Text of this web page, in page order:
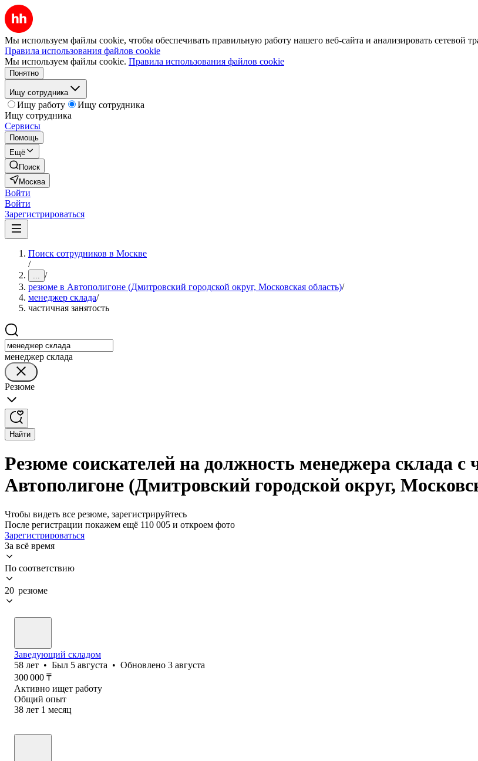
Мы используем файлы cookie, чтобы обеспечивать правильную работу нашего веб-сайта и анализировать сетевой
Правила использования файлов cookie
Мы используем файлы cookie. Правила использования файлов cookie
Понятно
Ищу сотрудника
Ищу работу
Ищу сотрудника
Ищу сотрудника
Сервисы
Помощь
Ещё
Поиск
Москва
Войти
Войти
Зарегистрироваться
Поиск сотрудников в Москве
/
... /
резюме в Автополигоне (Дмитровский городской округ, Московская область)/
менеджер склада/
частичная занятость
менеджер склада
Резюме
Найти
Резюме соискателей на должность менеджера склада с
Автополигоне (Дмитровский городской округ,
Чтобы видеть все резюме, зарегистрируйтесь
После регистрации покажем ещё 110 005 и откроем фото
Зарегистрироваться
За всё время
По соответствию
20 резюме
Заведующий складом
58 лет • Был 5 августа • Обновлено 3 августа
300 000 ₸
Активно ищет работу
Общий опыт
38 лет 1 месяц